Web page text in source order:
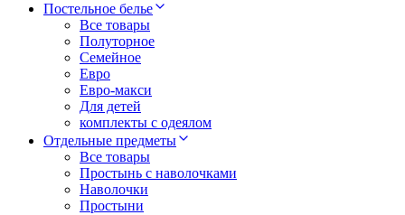
Постельное белье
Все товары
Полуторное
Семейное
Евро
Евро-макси
Для детей
комплекты с одеялом
Отдельные предметы
Все товары
Простынь с наволочками
Наволочки
Простыни